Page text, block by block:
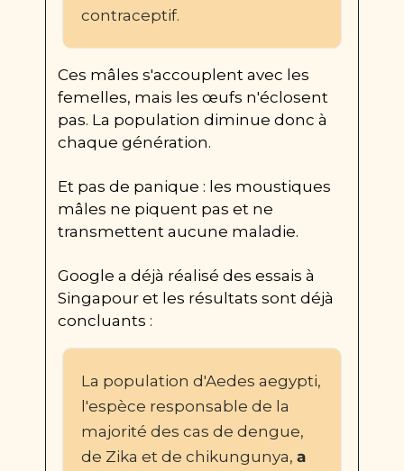
contraceptif.
Ces mâles s'accouplent avec les
femelles, mais les œufs n'éclosent
pas. La population diminue donc à
chaque génération.
Et pas de panique : les moustiques
mâles ne piquent pas et ne
transmettent aucune maladie.
Google a déjà réalisé des essais à
Singapour et les résultats sont déjà
concluants :
La population d'Aedes aegypti,
l'espèce responsable de la
majorité des cas de dengue,
de Zika et de chikungunya, a